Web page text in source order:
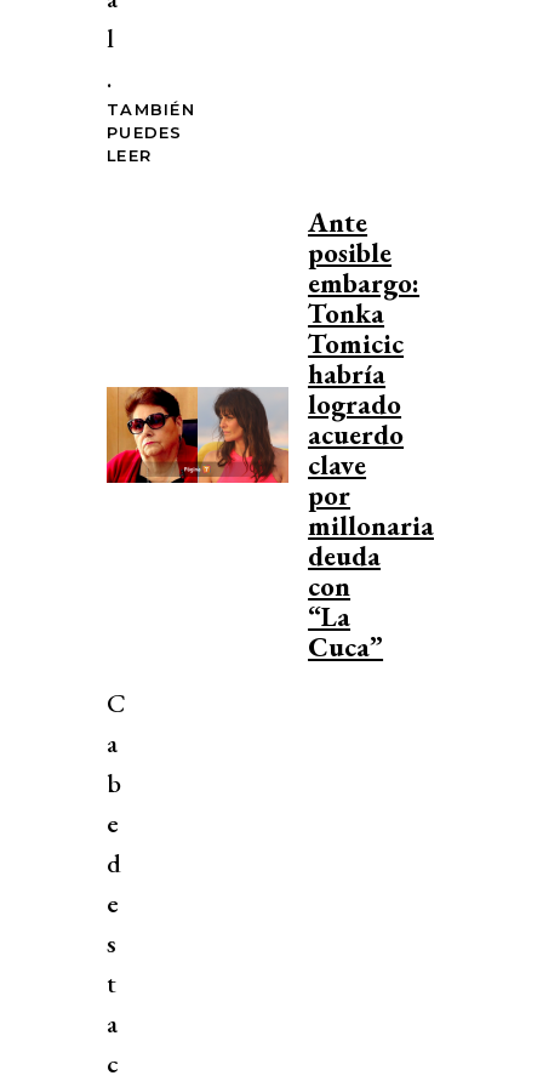
l
.
TAMBIÉN
PUEDES
LEER
Ante
posible
embargo:
Tonka
Tomicic
habría
logrado
acuerdo
clave
por
millonaria
deuda
con
“La
Cuca”
C
a
b
e
d
e
s
t
a
c